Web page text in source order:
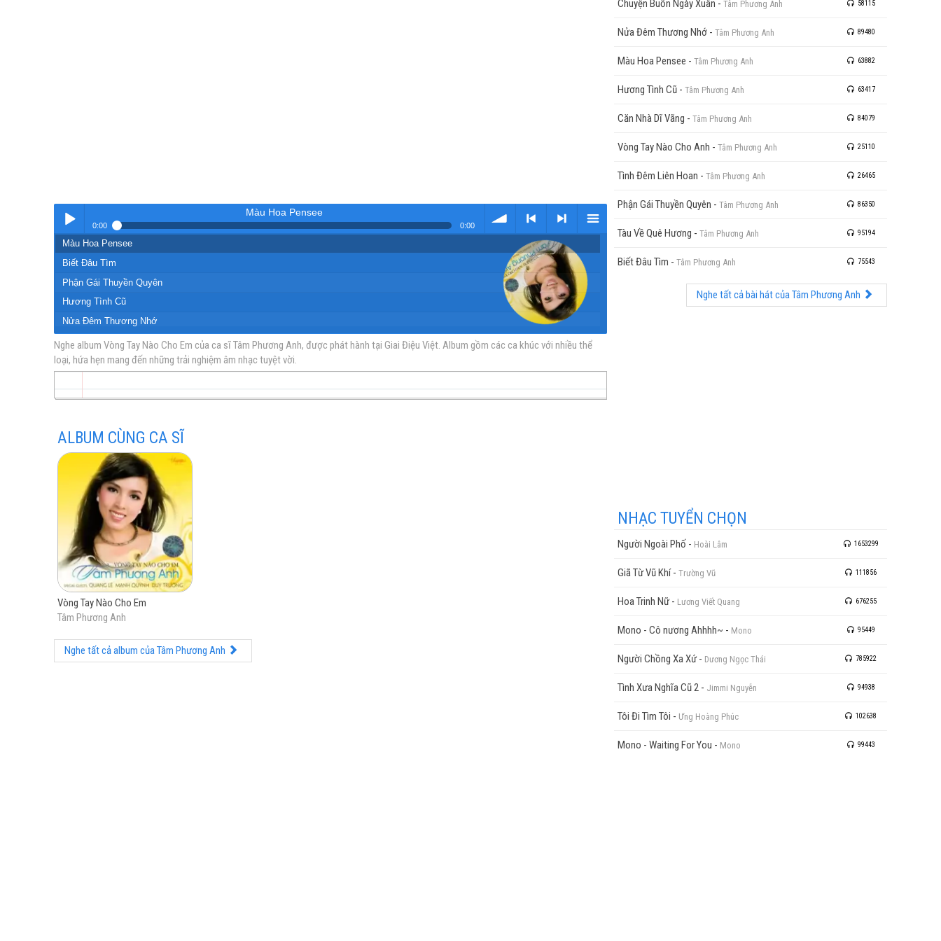
Nhạc
vàng
trữ
tình
Màu Hoa Pensee
0:00 0:00
Tải < Kho > Kho
Màu Hoa Pensee
Biết Đâu Tìm
Phận Gái Thuyền Quyên
Hương Tình Cũ
Nửa Đêm Thương Nhớ
Chuyện Buồn Ngày Xuân
Vòng Tay Nào Cho Anh
Căn Nhà Dĩ Vãng
Nghe album Vòng Tay Nào Cho Em của ca sĩ Tâm Phương Anh, được phát hành tại Giai Điệu Việt. Album gồm các ca khúc với nhiều thể
loại, hứa hẹn mang đến những trải nghiệm âm nhạc tuyệt vời.
ALBUM CÙNG CA SĨ
Vòng Tay Nào Cho Em
Tâm Phương Anh
Nghe tất cả album của Tâm Phương Anh
Chuyện Buồn Ngày Xuân - Tâm Phương Anh 58115
Nửa Đêm Thương Nhớ - Tâm Phương Anh 89480
Màu Hoa Pensee - Tâm Phương Anh 63882
Hương Tình Cũ - Tâm Phương Anh 63417
Căn Nhà Dĩ Vãng - Tâm Phương Anh 84079
Vòng Tay Nào Cho Anh - Tâm Phương Anh 25110
Tình Đêm Liên Hoan - Tâm Phương Anh 26465
Phận Gái Thuyền Quyên - Tâm Phương Anh 86350
Tàu Về Quê Hương - Tâm Phương Anh 95194
Biết Đâu Tìm - Tâm Phương Anh 75543
Nghe tất cả bài hát của Tâm Phương Anh
NHẠC TUYỂN CHỌN
Người Ngoài Phố - Hoài Lâm 1653299
Giã Từ Vũ Khí- Trường Vũ 111856
Hoa Trinh Nữ - Lương Viết Quang 676255
Mono - Cô nương Ahhhh~ - Mono 95449
Người Chồng Xa Xứ - Dương Ngọc Thái 785922
Tình Xưa Nghĩa Cũ 2 - Jimmi Nguyễn 94938
Tôi Đi Tìm Tôi - Ưng Hoàng Phúc 102638
Mono - Waiting For You - Mono 99443